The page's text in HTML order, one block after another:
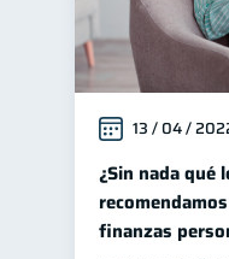
13 / 04 /
¿Sin nada qué
finanzas